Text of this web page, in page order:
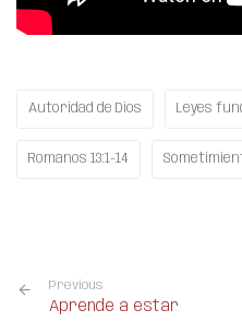
Autoridad de Dios Leyes
Romanos 13:1-14
Previous
Aprende a estar